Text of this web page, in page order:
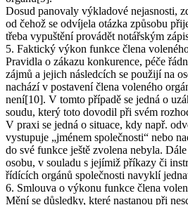
Dosud panovaly výkladové nejasnosti,
od čehož se odvíjela otázka způsobu
třeba vypuštění provádět notářským
5. Faktický výkon funkce člena
Pravidla o zákazu konkurence, péče
zájmů a jejich následcích se použijí na
nachází v postavení člena voleného
není[10]. V tomto případě se jedná o
soudu, který toto dovodil při svém
V praxi se jedná o situace, kdy např.
vystupuje „jménem společnosti“ nebo
do své funkce ještě zvolena nebyla.
osobu, v souladu s jejímiž příkazy či
řídících orgánů společnosti navyklí
6. Smlouva o výkonu funkce člena
Mění se důsledky, které nastanou při